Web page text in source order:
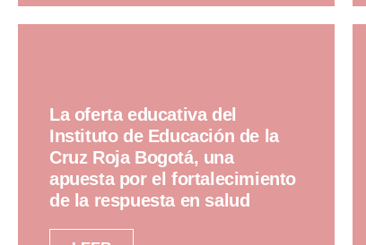
La oferta educativa del
Instituto de Educación de la
Cruz Roja Bogotá, una
apuesta por el fortalecimiento
de la respuesta en salud